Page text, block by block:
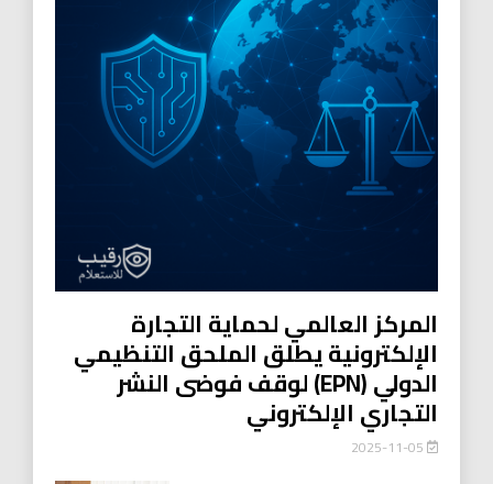
المركز العالمي لحماية التجارة
الإلكترونية يطلق الملحق التنظيمي
الدولي (EPN) لوقف فوضى النشر
التجاري الإلكتروني